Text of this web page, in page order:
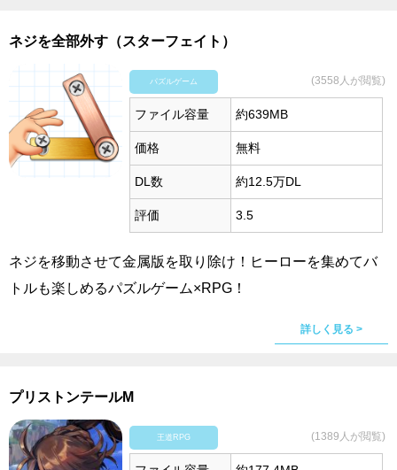
ネジを全部外す（スターフェイト）
パズルゲーム (3558人が閲覧)
ファイル容量 約639MB
価格 無料
DL数 約12.5万DL
評価 3.5
ネジを移動させて金属版を取り除け！ヒーローを集めてバ
トルも楽しめるパズルゲーム×RPG！
詳しく見る >
プリストンテールM
王道RPG (1389人が閲覧)